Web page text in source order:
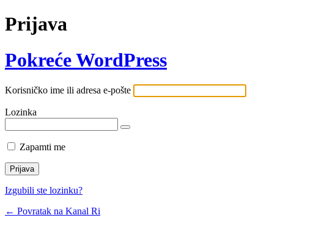
Prijava
Pokreće WordPress
Korisničko ime ili adresa e-pošte
Lozinka
Zapamti me
Izgubili ste lozinku?
← Povratak na Kanal Ri